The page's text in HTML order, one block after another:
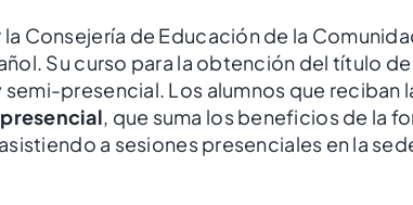
Consejería de Educación de la
Su curso para la obtención del título de
presencial. Los alumnos que reciban
, que suma los beneficios de la
a sesiones presenciales en la